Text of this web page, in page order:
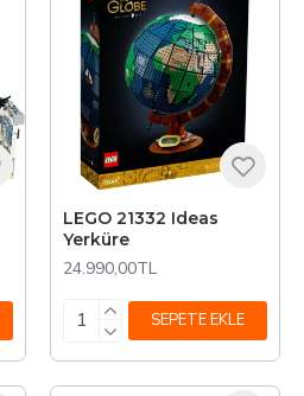
LEGO 21332 Ideas
Yerküre
24.990,00TL
SEPETE EKLE